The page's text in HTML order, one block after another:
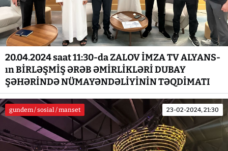
20.04.2024 saat 11:30-da ZALOV İMZA TV ALYANS-
ın BİRLƏŞMİŞ ƏRƏB ƏMİRLİKLƏRİ DUBAY
ŞƏHƏRİNDƏ NÜMAYƏNDƏLİYİNİN TƏQDİMATI
gundem / sosial / manset 23-02-2024, 21:30